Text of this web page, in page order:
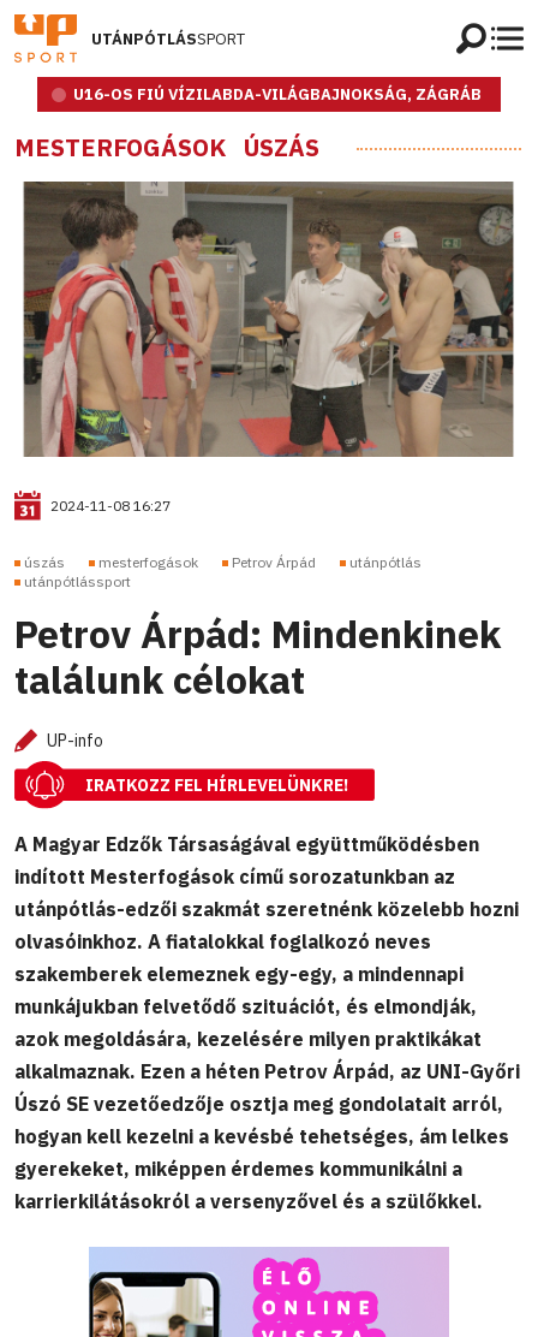
UTÁNPÓTLÁSSPORT
U16-OS FIÚ VÍZILABDA-VILÁGBAJNOKSÁG, ZÁGRÁB
MESTERFOGÁSOK ÚSZÁS
2024-11-08 16:27
úszás mesterfogások Petrov Árpád
utánpótlás
utánpótlássport
Petrov Árpád: Mindenkinek
találunk célokat
UP-info
IRATKOZZ FEL HÍRLEVELÜNKRE!
A Magyar Edzők Társaságával együttműködésben
indított Mesterfogások című sorozatunkban az
utánpótlás-edzői szakmát szeretnénk közelebb hozni
olvasóinkhoz. A fiatalokkal foglalkozó neves
szakemberek elemeznek egy-egy, a mindennapi
munkájukban felvetődő szituációt, és elmondják,
azok megoldására, kezelésére milyen praktikákat
alkalmaznak. Ezen a héten Petrov Árpád, az UNI-Győri
Úszó SE vezetőedzője osztja meg gondolatait arról,
hogyan kell kezelni a kevésbé tehetséges, ám lelkes
gyerekeket, miképpen érdemes kommunikálni a
karrierkilátásokról a versenyzővel és a szülőkkel.